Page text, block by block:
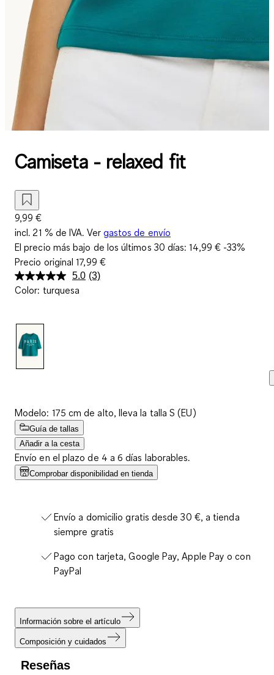
Camiseta - relaxed fit
9,99 €
incl. 21 % de IVA. Ver gastos de envío
El precio más bajo de los últimos 30 días:14,99 € -33%
Precio original17,99 €
5.0 Lea
(3)
Color: turquesa
Modelo: 175 cm de alto, lleva la talla S (EU)
Guía de tallas
Añadir a la cesta
Envío en el plazo de 4 a 6 días laborables.
Comprobar disponibilidad en tienda
Envío a domicilio gratis desde 30 €, a tienda
siempre gratis
Pago con tarjeta, Google Pay, Apple Pay o con
PayPal
Información sobre el artículo
Composición y cuidados
Reseñas